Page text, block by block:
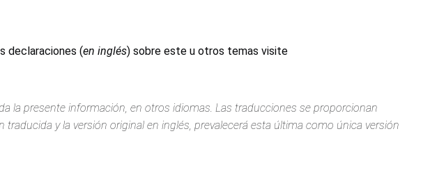
declaraciones (en inglés) sobre este u otros temas visite
la presente información, en otros idiomas. Las traducciones se proporcionan
y la versión original en inglés, prevalecerá esta última como única versión